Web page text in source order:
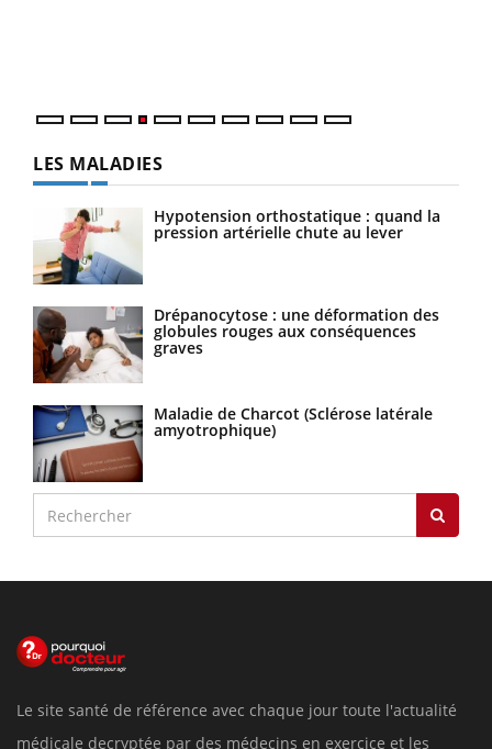
LES MALADIES
Hypotension orthostatique : quand la
pression artérielle chute au lever
Drépanocytose : une déformation des
globules rouges aux conséquences
graves
Maladie de Charcot (Sclérose latérale
amyotrophique)
Le site santé de référence avec chaque jour toute l'actualité
médicale decryptée par des médecins en exercice et les